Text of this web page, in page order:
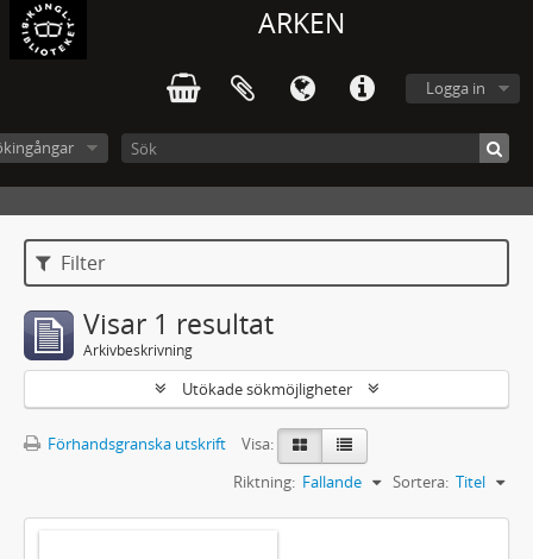
ARKEN
Logga in
Filter
Visar 1 resultat
Arkivbeskrivning
Utökade sökmöjligheter
Förhandsgranska utskrift
Visa:
Sortera: Titel
Riktning: Fallande